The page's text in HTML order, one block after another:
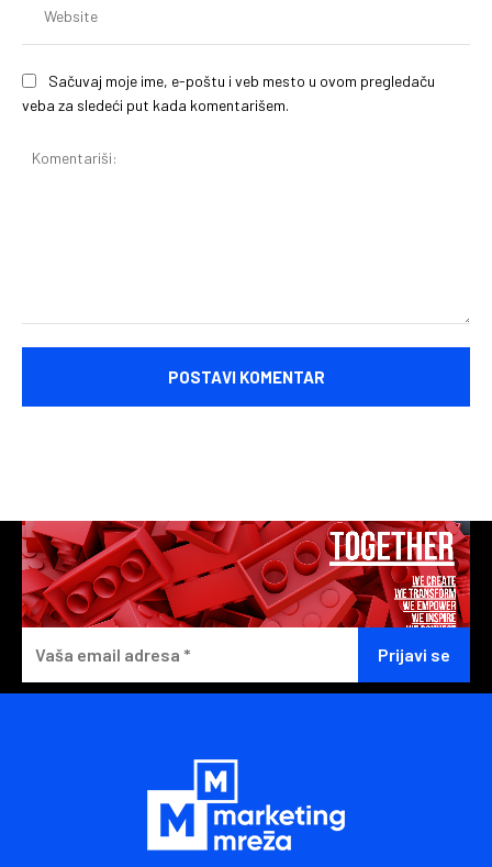
Sačuvaj moje ime, e-poštu i veb mesto u ovom pregledaču
veba za sledeći put kada komentarišem.